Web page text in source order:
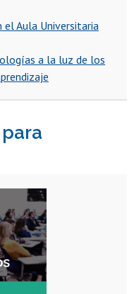
el Aula Universitaria
a la luz de los